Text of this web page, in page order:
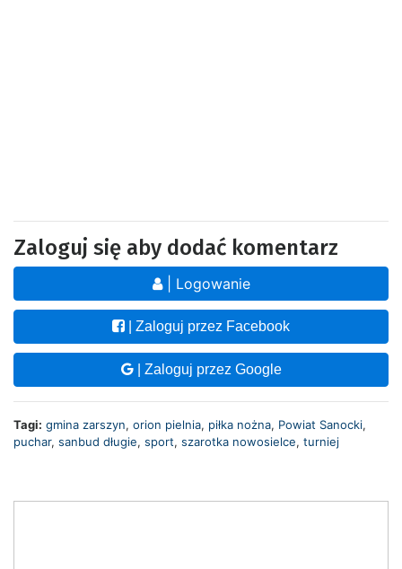
Zaloguj się aby dodać komentarz
| Logowanie
| Zaloguj przez Facebook
| Zaloguj przez Google
Tagi: gmina zarszyn, orion pielnia, piłka nożna, Powiat Sanocki,
puchar, sanbud długie, sport, szarotka nowosielce, turniej